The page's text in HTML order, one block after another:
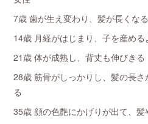
7歳 歯が生え変わり、髪が長くなる
14歳 月経がはじまり、子を産める
21歳 体が成熟し、背丈も伸びきる
28歳 筋骨がしっかりし、髪の長
る
35歳 顔の色艶にかげりが出て、